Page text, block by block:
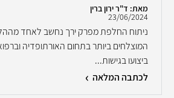
מאת: ד"ר ירון ברין
23/06/2024
ניתוח החלפת מפרק ירך נחשב לאחד
המוצלחים ביותר בתחום האורתופדיה
ביצועו בגישות...
לכתבה המלאה